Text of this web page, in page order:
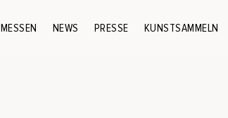
MESSEN NEWS PRESSE KUNSTSAMMELN